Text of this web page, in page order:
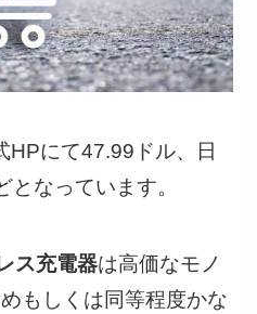
HPにて47.99ドル、日
なっています。
ス充電器は高価なモノ
もしくは同等程度かな